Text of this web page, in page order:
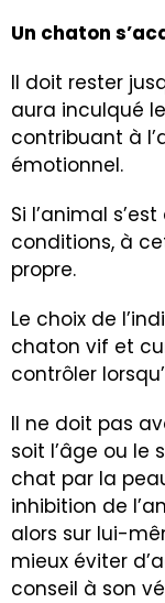
Un chaton
Il doit rester
aura inculqué
contribuant à
émotionnel.
Si l’animal
conditions, à
propre.
Le choix de
chaton vif et
contrôler
Il ne doit pas
soit l’âge ou le
chat par la
inhibition de
alors sur lui-
mieux éviter
conseil à son